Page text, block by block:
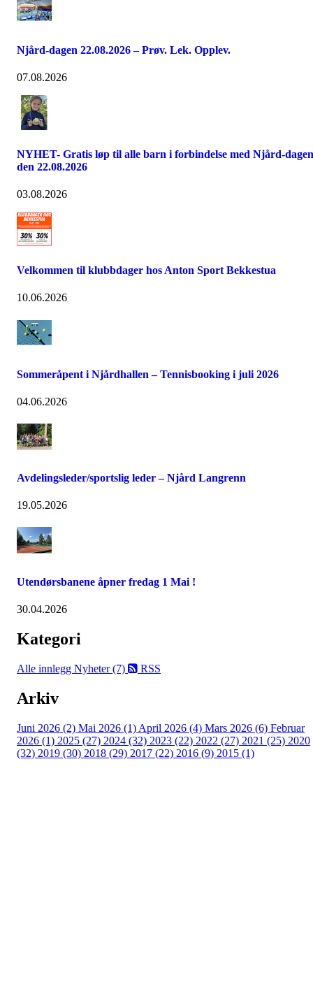
Njård-dagen 22.08.2026 – Prøv. Lek. Opplev.
07.08.2026
NYHET- Gratis løp til alle barn i forbindelse med Njård-dagen
den 22.08.2026
03.08.2026
Velkommen til klubbdager hos Anton Sport Bekkestua
10.06.2026
Sommeråpent i Njårdhallen – Tennisbooking i juli 2026
04.06.2026
Avdelingsleder/sportslig leder – Njård Langrenn
19.05.2026
Utendørsbanene åpner fredag 1 Mai !
30.04.2026
Kategori
Alle innlegg Nyheter (7) RSS
Arkiv
Juni 2026 (2) Mai 2026 (1) April 2026 (4) Mars 2026 (6) Februar
2026 (1) 2025 (27) 2024 (32) 2023 (22) 2022 (27) 2021 (25) 2020
(32) 2019 (30) 2018 (29) 2017 (22) 2016 (9) 2015 (1)